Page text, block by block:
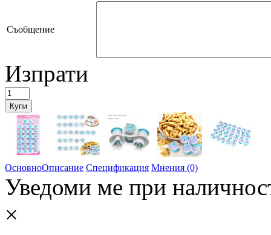
Съобщение
Изпрати
ОсновноОписание Спецификация Мнения (0)
Уведоми ме при
×